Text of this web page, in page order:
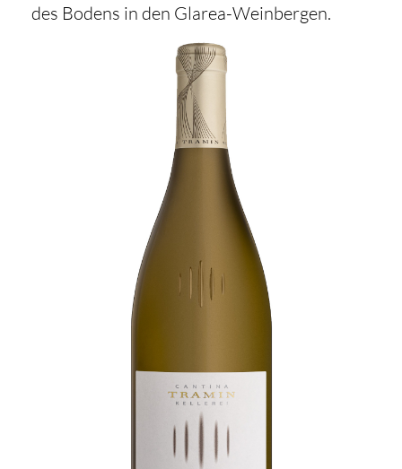
des Bodens in den Glarea-Weinbergen.